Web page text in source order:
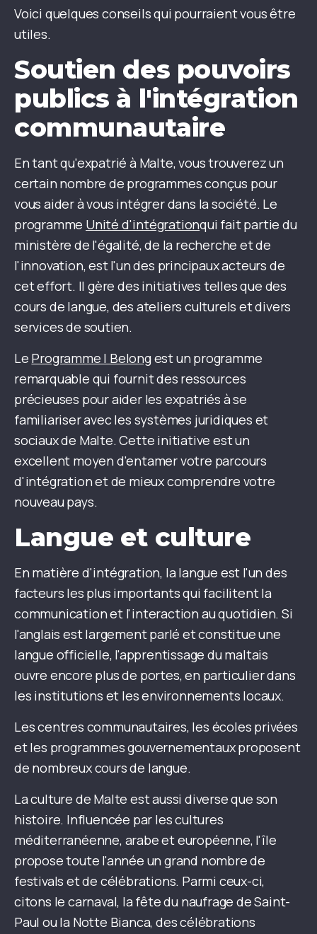
Voici quelques conseils qui pourraient vous être
utiles.
Soutien des pouvoirs
publics à l'intégration
communautaire
En tant qu'expatrié à Malte, vous trouverez un
certain nombre de programmes conçus pour
vous aider à vous intégrer dans la société. Le
programme Unité d'intégrationqui fait partie du
ministère de l'égalité, de la recherche et de
l'innovation, est l'un des principaux acteurs de
cet effort. Il gère des initiatives telles que des
cours de langue, des ateliers culturels et divers
services de soutien.
Le Programme I Belongest un programme
remarquable qui fournit des ressources
précieuses pour aider les expatriés à se
familiariser avec les systèmes juridiques et
sociaux de Malte. Cette initiative est un
excellent moyen d'entamer votre parcours
d'intégration et de mieux comprendre votre
nouveau pays.
Langue et culture
En matière d'intégration, la langue est l'un des
facteurs les plus importants qui facilitent la
communication et l'interaction au quotidien. Si
l'anglais est largement parlé et constitue une
langue officielle, l'apprentissage du maltais
ouvre encore plus de portes, en particulier dans
les institutions et les environnements locaux.
Les centres communautaires, les écoles privées
et les programmes gouvernementaux proposent
de nombreux cours de langue.
La culture de Malte est aussi diverse que son
histoire. Influencée par les cultures
méditerranéenne, arabe et européenne, l'île
propose toute l'année un grand nombre de
festivals et de célébrations. Parmi ceux-ci,
citons le carnaval, la fête du naufrage de Saint-
Paul ou la Notte Bianca, des célébrations